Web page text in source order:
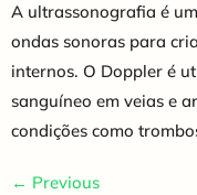
A ultrassonografia é
ondas sonoras para
internos. O Doppler é
sanguíneo em veias e
condições como
← Previous